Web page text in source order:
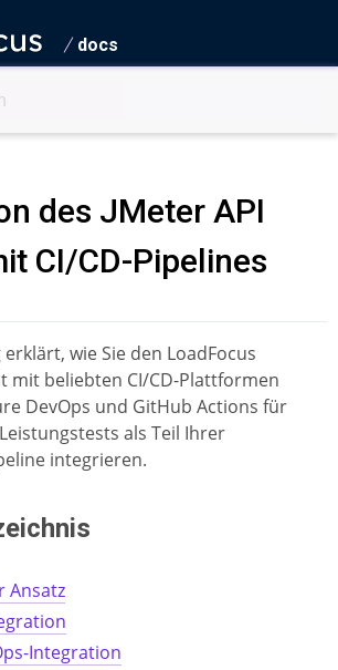
docs
des JMeter API
CI/CD-Pipelines
wie Sie den LoadFocus
mit beliebten CI/CD-Plattformen
DevOps und GitHub Actions für
als Teil Ihrer
integrieren.
Ansatz
Integration